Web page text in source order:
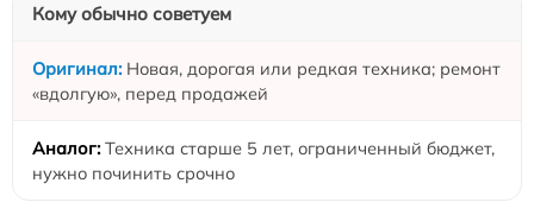
Кому обычно советуем
Новая, дорогая или редкая техника; ремонт
«вдолгую», перед продажей
Техника старше 5 лет, ограниченный бюджет,
нужно починить срочно